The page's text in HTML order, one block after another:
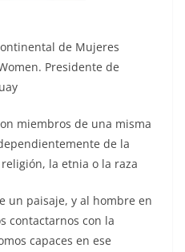
de Mujeres
Presidente de
miembros de una misma
de la
la etnia o la raza
un paisaje, y al hombre en
contactarnos con la
capaces en ese